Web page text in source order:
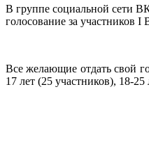
В группе социальной сети
голосование за участников
Все желающие отдать свой
17 лет (25 участников), 18-